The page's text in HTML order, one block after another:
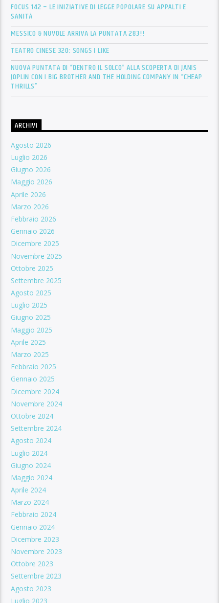
FOCUS 142 – LE INIZIATIVE DI LEGGE POPOLARE SU APPALTI E
SANITÀ
MESSICO & NUVOLE ARRIVA LA PUNTATA 283!!
TEATRO CINESE 320: SONGS I LIKE
NUOVA PUNTATA DI “DENTRO IL SOLCO” ALLA SCOPERTA DI JANIS
JOPLIN CON I BIG BROTHER AND THE HOLDING COMPANY IN “CHEAP
THRILLS”
ARCHIVI
Agosto 2026
Luglio 2026
Giugno 2026
Maggio 2026
Aprile 2026
Marzo 2026
Febbraio 2026
Gennaio 2026
Dicembre 2025
Novembre 2025
Ottobre 2025
Settembre 2025
Agosto 2025
Luglio 2025
Giugno 2025
Maggio 2025
Aprile 2025
Marzo 2025
Febbraio 2025
Gennaio 2025
Dicembre 2024
Novembre 2024
Ottobre 2024
Settembre 2024
Agosto 2024
Luglio 2024
Giugno 2024
Maggio 2024
Aprile 2024
Marzo 2024
Febbraio 2024
Gennaio 2024
Dicembre 2023
Novembre 2023
Ottobre 2023
Settembre 2023
Agosto 2023
Luglio 2023